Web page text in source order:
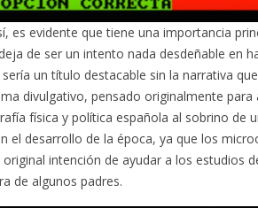
es evidente que tiene una importancia
de ser un intento nada desdeñable en
un título destacable sin la narrativa
divulgativo, pensado originalmente para
física y política española al sobrino de
el desarrollo de la época, ya que los
intención de ayudar a los estudios
de algunos padres.